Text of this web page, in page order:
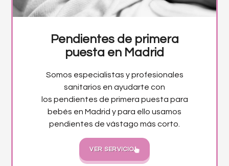
Pendientes de primera
puesta en Madrid
Somos especialistas y profesionales
sanitarios en ayudarte con
los pendientes de primera puesta para
bebés en Madrid y para ello usamos
pendientes de vástago más corto.
VER SERVICIO